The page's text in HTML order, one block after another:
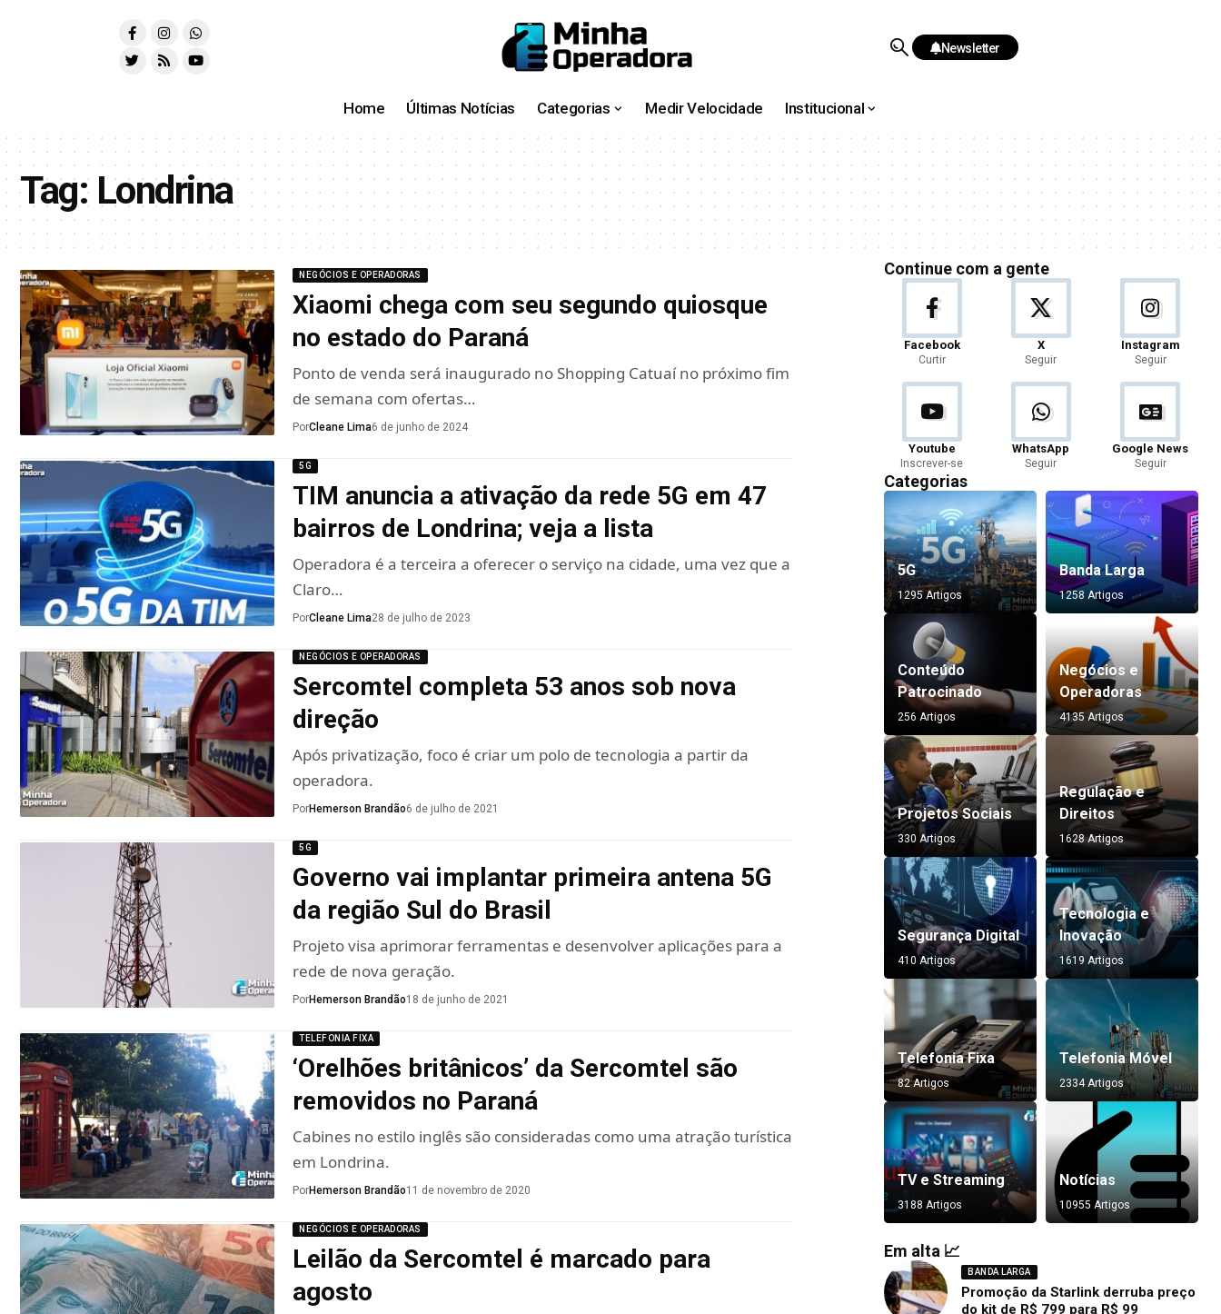
Newsletter
Home Últimas Notícias Categorias Medir Velocidade Institucional
Tag: Londrina
NEGÓCIOS E OPERADORAS
Xiaomi chega com seu segundo quiosque
no estado do Paraná
Ponto de venda será inaugurado no Shopping Catuaí no próximo fim
de semana com ofertas…
PorCleane Lima6 de junho de 2024
5G
TIM anuncia a ativação da rede 5G em 47
bairros de Londrina; veja a lista
Operadora é a terceira a oferecer o serviço na cidade, uma vez que a
Claro…
PorCleane Lima28 de julho de 2023
NEGÓCIOS E OPERADORAS
Sercomtel completa 53 anos sob nova
direção
Após privatização, foco é criar um polo de tecnologia a partir da
operadora.
PorHemerson Brandão6 de julho de 2021
5G
Governo vai implantar primeira antena 5G
da região Sul do Brasil
Projeto visa aprimorar ferramentas e desenvolver aplicações para a
rede de nova geração.
PorHemerson Brandão18 de junho de 2021
TELEFONIA FIXA
‘Orelhões britânicos’ da Sercomtel são
removidos no Paraná
Cabines no estilo inglês são consideradas como uma atração turística
em Londrina.
PorHemerson Brandão11 de novembro de 2020
NEGÓCIOS E OPERADORAS
Leilão da Sercomtel é marcado para
agosto
Continue com a gente
Facebook
Curtir
X
Seguir
Instagram
Seguir
Youtube
Inscrever-se
WhatsApp
Seguir
Google News
Seguir
Categorias
5G
1295 Artigos
Banda Larga
1258 Artigos
Conteúdo
Patrocinado
256 Artigos
Negócios e
Operadoras
4135 Artigos
Projetos Sociais
330 Artigos
Regulação e
Direitos
1628 Artigos
Segurança Digital
410 Artigos
Tecnologia e
Inovação
1619 Artigos
Telefonia Fixa
82 Artigos
Telefonia Móvel
2334 Artigos
TV e Streaming
3188 Artigos
Notícias
10955 Artigos
Em alta 📈
BANDA LARGA
Promoção da Starlink derruba preço
do kit de R$ 799 para R$ 99